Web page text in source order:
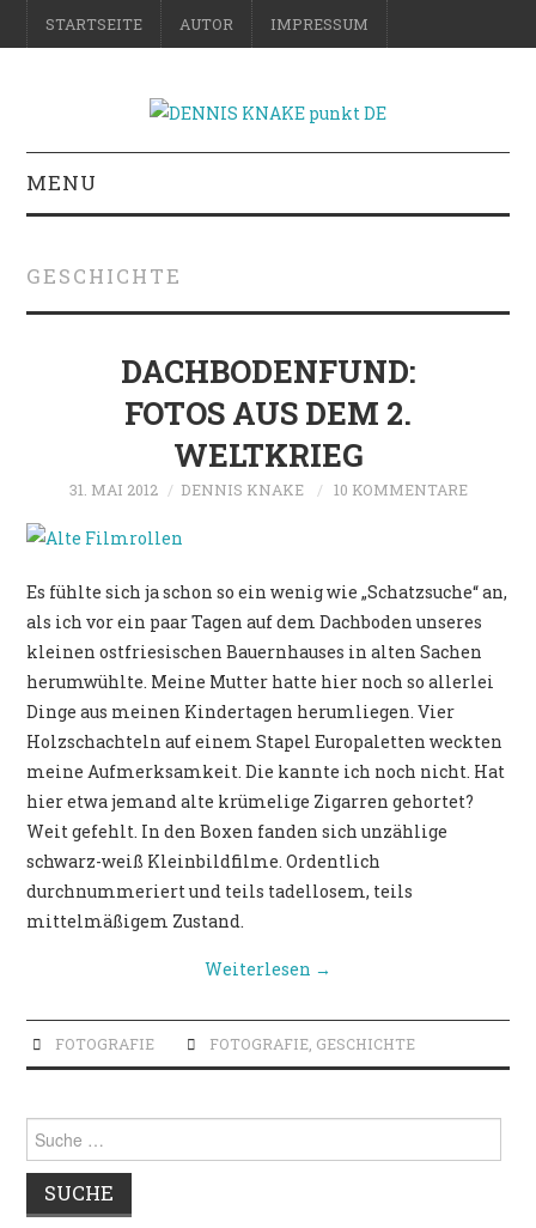
STARTSEITE AUTOR IMPRESSUM
MENU
SCIENCE & FICTION
FOTOGRAFIE
REISE
POLITIK
GESCHICHTE
DACHBODENFUND:
FOTOS AUS DEM 2.
WELTKRIEG
31. MAI 2012 DENNIS KNAKE 10 KOMMENTARE
Es fühlte sich ja schon so ein wenig wie „Schatzsuche“ an,
als ich vor ein paar Tagen auf dem Dachboden unseres
kleinen ostfriesischen Bauernhauses in alten Sachen
herumwühlte. Meine Mutter hatte hier noch so allerlei
Dinge aus meinen Kindertagen herumliegen. Vier
Holzschachteln auf einem Stapel Europaletten weckten
meine Aufmerksamkeit. Die kannte ich noch nicht. Hat
hier etwa jemand alte krümelige Zigarren gehortet?
Weit gefehlt. In den Boxen fanden sich unzählige
schwarz-weiß Kleinbildfilme. Ordentlich
durchnummeriert und teils tadellosem, teils
mittelmäßigem Zustand.
Weiterlesen →
FOTOGRAFIE FOTOGRAFIE, GESCHICHTE
Suche
nach: